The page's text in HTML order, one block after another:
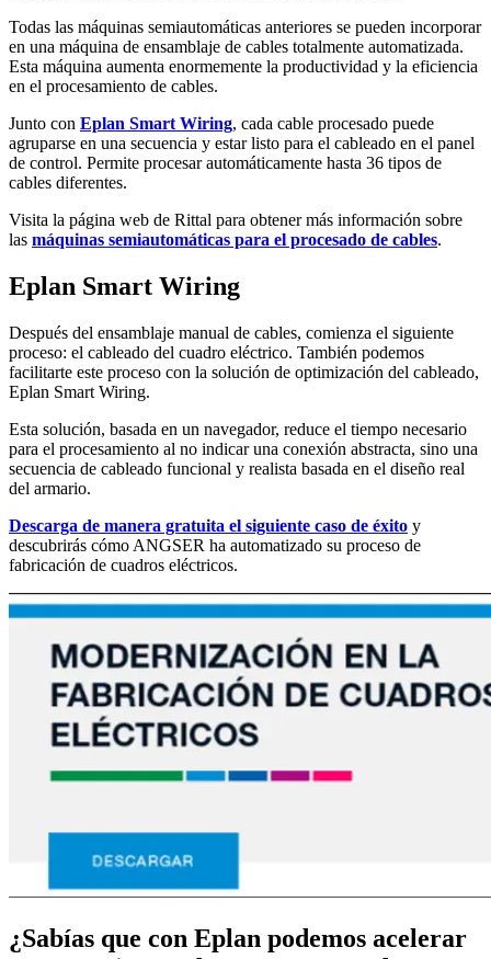
Todas las máquinas semiautomáticas anteriores se pueden incorporar
en una máquina de ensamblaje de cables totalmente automatizada.
Esta máquina aumenta enormemente la productividad y la eficiencia
en el procesamiento de cables.
Junto con Eplan Smart Wiring, cada cable procesado puede
agruparse en una secuencia y estar listo para el cableado en el panel
de control. Permite procesar automáticamente hasta 36 tipos de
cables diferentes.
Visita la página web de Rittal para obtener más información sobre
las máquinas semiautomáticas para el procesado de cables.
Eplan Smart Wiring
Después del ensamblaje manual de cables, comienza el siguiente
proceso: el cableado del cuadro eléctrico. También podemos
facilitarte este proceso con la solución de optimización del cableado,
Eplan Smart Wiring.
Esta solución, basada en un navegador, reduce el tiempo necesario
para el procesamiento al no indicar una conexión abstracta, sino una
secuencia de cableado funcional y realista basada en el diseño real
del armario.
Descarga de manera gratuita el siguiente caso de éxito y
descubrirás cómo ANGSER ha automatizado su proceso de
fabricación de cuadros eléctricos.
¿Sabías que con Eplan podemos acelerar